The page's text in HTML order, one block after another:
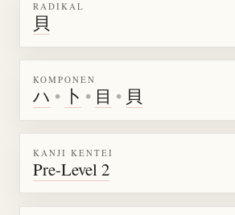
RADIKAL
貝
KOMPONEN
ハ • 卜 • 目 • 貝
KANJI KENTEI
Pre-Level 2